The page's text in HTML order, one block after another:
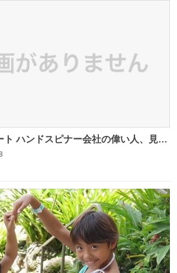
ト ハンドスピナー会社の偉い人、見て